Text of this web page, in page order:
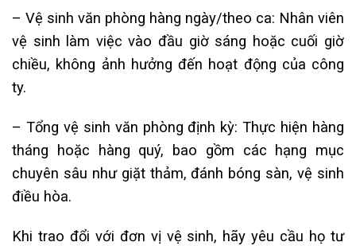
– Vệ sinh văn phòng hàng ngày/theo ca: Nhân viên
vệ sinh làm việc vào đầu giờ sáng hoặc cuối giờ
chiều, không ảnh hưởng đến hoạt động của công
ty.
– Tổng vệ sinh văn phòng định kỳ: Thực hiện hàng
tháng hoặc hàng quý, bao gồm các hạng mục
chuyên sâu như giặt thảm, đánh bóng sàn, vệ sinh
điều hòa.
Khi trao đổi với đơn vị vệ sinh, hãy yêu cầu họ tư